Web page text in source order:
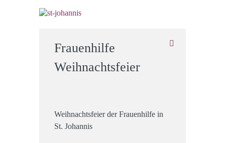
Frauenhilfe
Weihnachtsfeier
Weihnachtsfeier der Frauenhilfe in
St. Johannis